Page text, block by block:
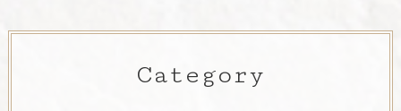
Category